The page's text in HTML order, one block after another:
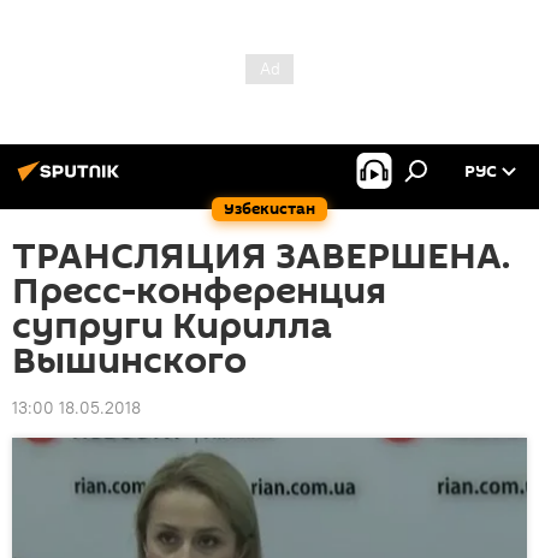
Узбекистан
РУС
ТРАНСЛЯЦИЯ ЗАВЕРШЕНА.
Пресс-конференция
супруги Кирилла
Вышинского
13:00 18.05.2018